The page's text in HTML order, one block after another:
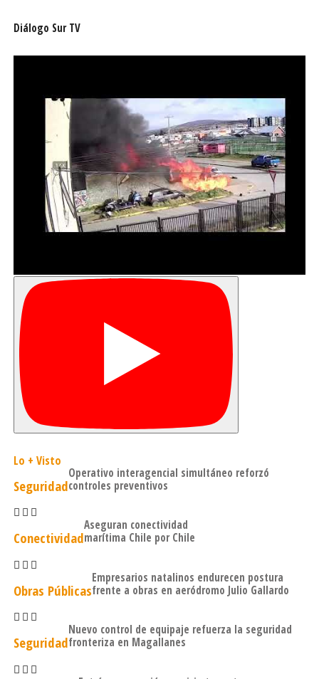
Diálogo Sur TV
Lo + Visto
Seguridad
Operativo interagencial simultáneo reforzó
controles preventivos
Conectividad
Aseguran conectividad
marítima Chile por Chile
Obras Públicas
Empresarios natalinos endurecen postura
frente a obras en aeródromo Julio Gallardo
Seguridad
Nuevo control de equipaje refuerza la seguridad
fronteriza en Magallanes